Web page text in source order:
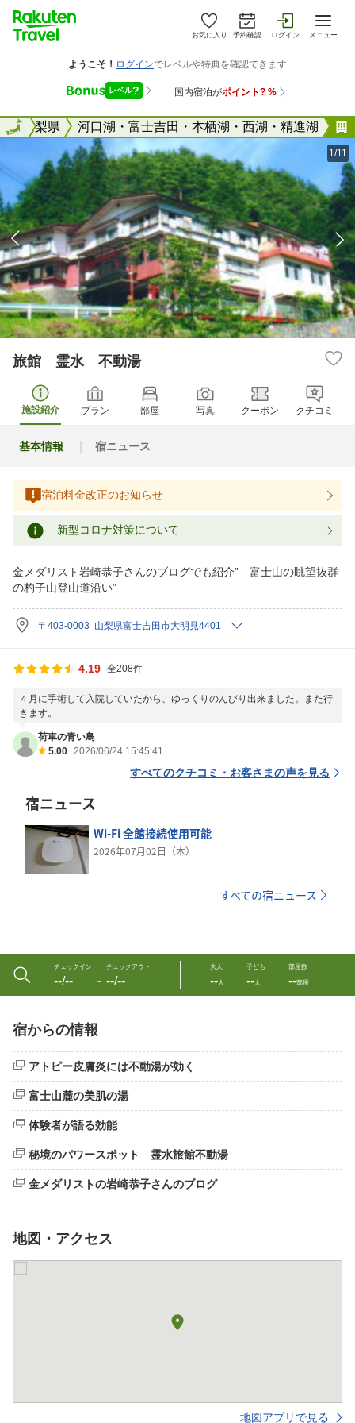
お気に入り 予約確認 ログイン メニュー
全国 山梨県 河口湖・富士吉田・本栖湖・西湖・精進湖
全国
1/11
旅館 霊水 不動湯
施設紹介 プラン 部屋 写真 クーポン クチコミ
基本情報 宿ニュース
宿泊料金改正のお知らせ
新型コロナ対策について
金メダリスト岩崎恭子さんのブログでも紹介” 富士山の眺望抜群
の杓子山登山道沿い”
〒403-0003 山梨県富士吉田市大明見4401
4.19 全208件
４月に手術して入院していたから、ゆっくりのんびり出来ました。また行
きます。
荷車の青い鳥
5.00 2026/06/24 15:45:41
すべてのクチコミ・お客さまの声を見る
宿ニュース
Wi-Fi 全館接続使用可能
2026年07月02日（木）
すべての宿ニュース
チェックイン
--/-- 〜
チェックアウト
--/--
大人
--人
子ども
--人
部屋数
--部屋
宿からの情報
アトピー皮膚炎には不動湯が効く
富士山麓の美肌の湯
体験者が語る効能
秘境のパワースポット 霊水旅館不動湯
金メダリストの岩崎恭子さんのブログ
地図・アクセス
地図アプリで見る